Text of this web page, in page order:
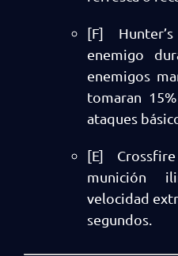
[F]
enemigo
enemigos
tomaran
ataques
[E]
munición
velocidad
segundos.